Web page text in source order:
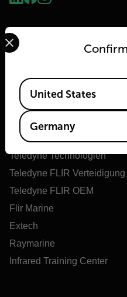
Über Flir
Teledyne Technologien
Teledyne FLIR Verteidigung
Teledyne FLIR OEM
Flir Marine
Extech
Raymarine
Infrared Training Center
Select your preferred
Available Locations
United States
Germany